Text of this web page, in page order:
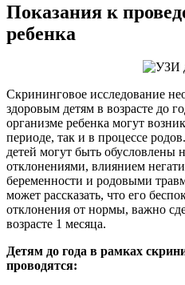
Показания к
ребенка
Скрининговое исследование
здоровым детям в возрасте до
организме ребенка могут
периоде, так и в процессе
детей могут быть обусловлены
отклонениями, влиянием
беременности и родовыми
может рассказать, что его
отклонения от нормы, важно
возрасте 1 месяца.
Детям до года в рамках
проводятся: